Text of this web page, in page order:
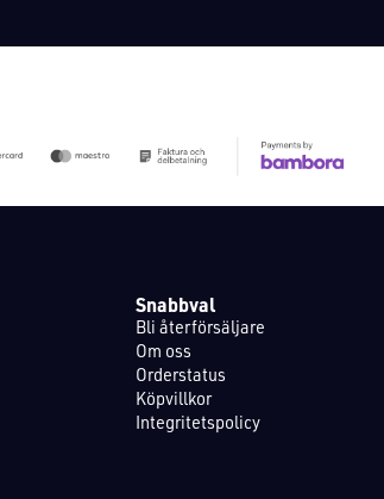
Snabbval
Bli återförsäljare
Om oss
Orderstatus
Köpvillkor
Integritetspolicy